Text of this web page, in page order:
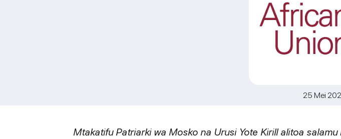
25 Mei
Mtakatifu Patriarki wa Mosko na Urusi Yote Kirill alitoa salamu